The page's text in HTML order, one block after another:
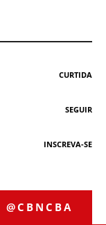
CURTIDA
SEGUIR
INSCREVA-SE
@CBNCBA